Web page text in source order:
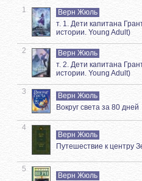
1
Верн Жюль
т. 1. Дети капитана
истории. Young Adult)
2
Верн Жюль
т. 2. Дети капитана
истории. Young Adult)
3
Верн Жюль
Вокруг света за 80 дней
4
Верн Жюль
Путешествие к центру
5
Верн Жюль